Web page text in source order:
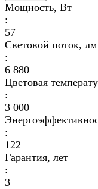
Мощность, Вт
:
57
Световой поток, лм
:
6 880
Цветовая
:
3 000
:
122
Гарантия, лет
:
3